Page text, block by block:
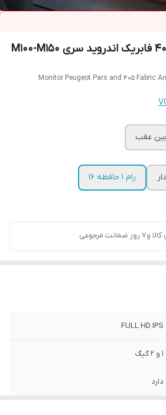
مانیتور پژو پارس و 405 فابریک اندروید سری M100-M150
Monitor Peugeot Pars and 405 Fabric
عقب
رام 1 حافظه 16
مرجوعی
FULL HD IPS
1 و 2 گیگ
دارد